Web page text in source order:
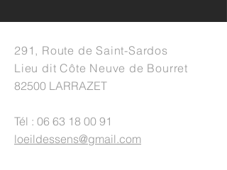
291, Route de Saint-Sardos
Lieu dit Côte Neuve de Bourret
82500 LARRAZET
Tél : 06 63 18 00 91
loeildessens@gmail.com